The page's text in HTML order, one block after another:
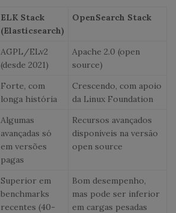
ELK Stack
(Elasticsearch)
OpenSearch Stack
AGPL/ELv2
(desde 2021)
Apache 2.0 (open
source)
Forte, com
longa história
Crescendo, com apoio
da Linux Foundation
Algumas
avançadas só
em versões
pagas
Recursos avançados
disponíveis na versão
open source
Superior em
benchmarks
recentes (40-
Bom desempenho,
mas pode ser inferior
em cargas pesadas